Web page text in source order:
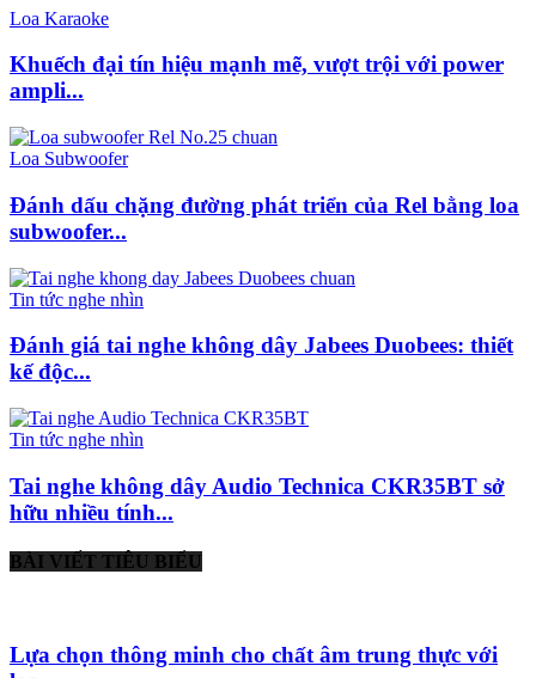
Loa Karaoke
Khuếch đại tín hiệu mạnh mẽ, vượt trội với power
ampli...
Loa Subwoofer
Đánh dấu chặng đường phát triển của Rel bằng loa
subwoofer...
Tin tức nghe nhìn
Đánh giá tai nghe không dây Jabees Duobees: thiết
kế độc...
Tin tức nghe nhìn
Tai nghe không dây Audio Technica CKR35BT sở
hữu nhiều tính...
BÀI VIẾT TIÊU BIỂU
Lựa chọn thông minh cho chất âm trung thực với